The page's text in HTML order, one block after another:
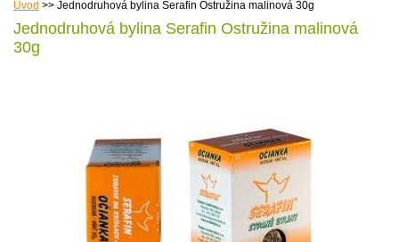
Úvod >> Jednodruhová bylina Serafin Ostružina malinová 30g
Jednodruhová bylina Serafin Ostružina malinová
30g